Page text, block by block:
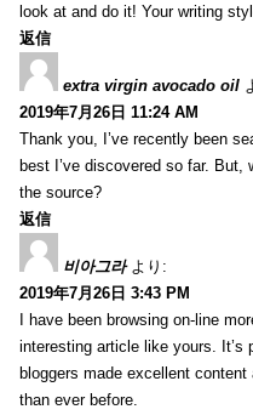
look at and do it! Your writing
返信
extra virgin avocado oil
2019年7月26日 11:24 AM
Thank you, I’ve recently been
best I’ve discovered so far. But,
the source?
返信
비아그라 より:
2019年7月26日 3:43 PM
I have been browsing on-line
interesting article like yours.
bloggers made excellent
than ever before.